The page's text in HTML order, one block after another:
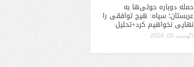
حمله دوباره حوثی‌ها به
عربستان؛ سپاه: هیچ توافقی را
نهایی نخواهیم کرد+تحلیل
آگوست 05, 2026